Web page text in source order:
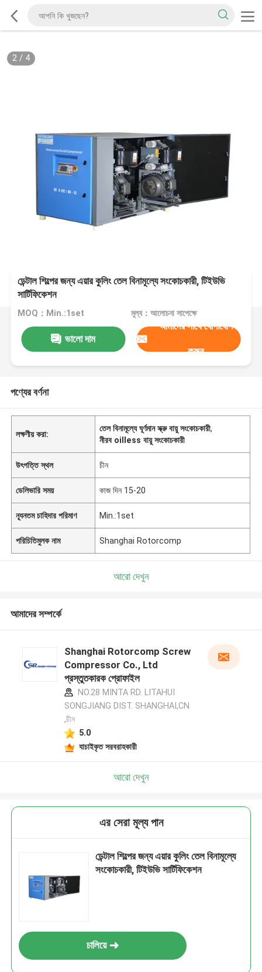
2/ 4
ডেন্টাল শিল্পের জন্য এয়ার কুলিং তেল বিনামূল্যে সংকোচকারী, টিইউভি
সার্টিফিকেশন
MOQ：Min.:1set মূল্য：আলোচনা সাপেক্ষে
ভালো দাম
আমাদের সাথে যোগাযোগ
করুন
পণ্যের বর্ণনা
লক্ষণীয় করা:
তেল বিনামূল্যে ঘূর্ণমান স্ক্রু বায়ু সংকোচকারী,
নীরব oilless বায়ু সংকোচকারী
উৎপত্তি স্থল চীন
ডেলিভারি সময় কাজ দিন 15-20
ন্যূনতম চাহিদার পরিমাণ Min.:1set
পরিচিতিমুলক নাম Shanghai Rotorcomp
আরো দেখুন
আমাদের সম্পর্কে
Shanghai Rotorcomp Screw
Compressor Co., Ltd
প্রস্তুতকারক প্রোফাইল
NO.28 MINTA RD. LITAHUI
SONGJIANG DIST. SHANGHAI,CN
,চীন
5.0
যাচাইকৃত সরবরাহকারী
আরো দেখুন
এর সেরা মূল্য পান
ডেন্টাল শিল্পের জন্য এয়ার কুলিং তেল বিনামূল্যে
সংকোচকারী, টিইউভি সার্টিফিকেশন
চালিয়ে